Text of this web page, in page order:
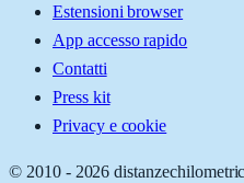
Estensioni browser
App accesso rapido
Contatti
Press kit
Privacy e cookie
© 2010 - 2026